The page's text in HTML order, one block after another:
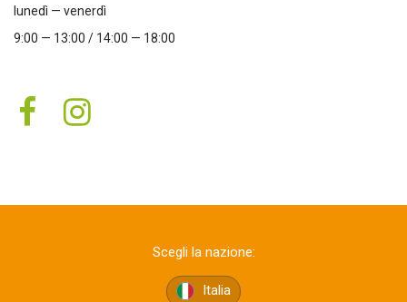
lunedì — venerdì
9:00 — 13:00 / 14:00 — 18:00
Scegli la nazione:
Italia